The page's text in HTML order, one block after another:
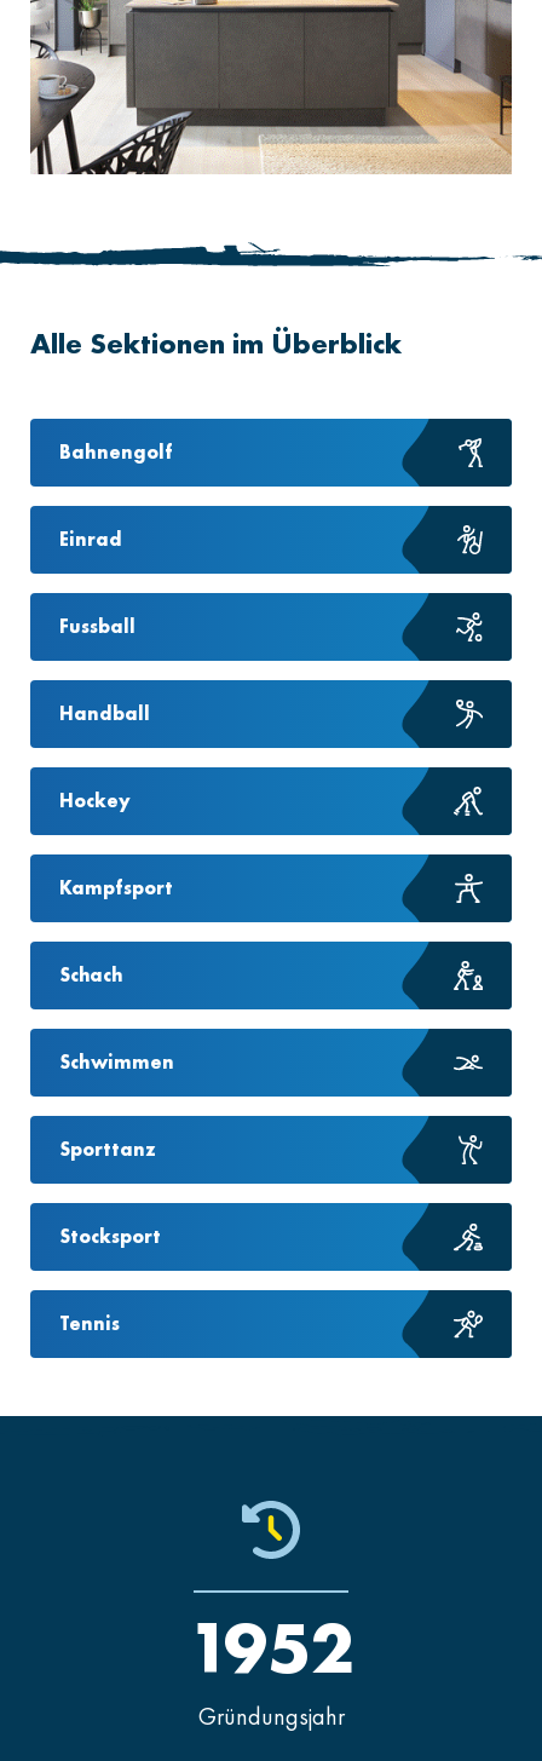
Alle Sektionen im Überblick
Bahnengolf
Einrad
Fussball
Handball
Hockey
Kampfsport
Schach
Schwimmen
Sporttanz
Stocksport
Tennis
Gründungsjahr
1952